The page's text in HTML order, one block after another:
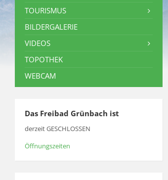
TOURISMUS
BILDERGALERIE
VIDEOS
TOPOTHEK
WEBCAM
Das Freibad Grünbach ist
derzeit GESCHLOSSEN
Öffnungszeiten